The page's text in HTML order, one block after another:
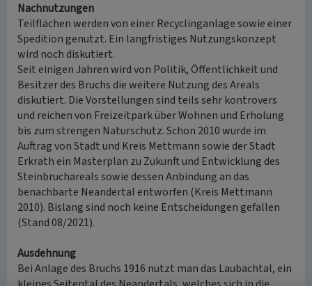
Nachnutzungen
Teilflächen werden von einer Recyclinganlage sowie einer
Spedition genutzt. Ein langfristiges Nutzungskonzept
wird noch diskutiert.
Seit einigen Jahren wird von Politik, Öffentlichkeit und
Besitzer des Bruchs die weitere Nutzung des Areals
diskutiert. Die Vorstellungen sind teils sehr kontrovers
und reichen von Freizeitpark über Wohnen und Erholung
bis zum strengen Naturschutz. Schon 2010 wurde im
Auftrag von Stadt und Kreis Mettmann sowie der Stadt
Erkrath ein Masterplan zu Zukunft und Entwicklung des
Steinbruchareals sowie dessen Anbindung an das
benachbarte Neandertal entworfen (Kreis Mettmann
2010). Bislang sind noch keine Entscheidungen gefallen
(Stand 08/2021).
Ausdehnung
Bei Anlage des Bruchs 1916 nutzt man das Laubachtal, ein